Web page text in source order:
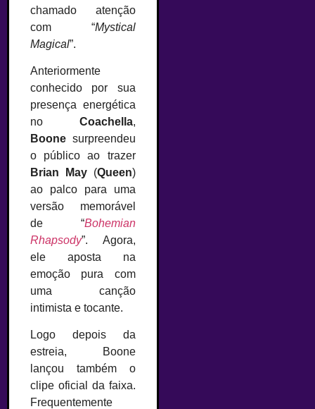
chamado atenção
com “Mystical
Magical”.
Anteriormente
conhecido por sua
presença energética
no Coachella,
Boone surpreendeu
o público ao trazer
Brian May (Queen)
ao palco para uma
versão memorável
de “Bohemian
Rhapsody”. Agora,
ele aposta na
emoção pura com
uma canção
intimista e tocante.
Logo depois da
estreia, Boone
lançou também o
clipe oficial da faixa.
Frequentemente